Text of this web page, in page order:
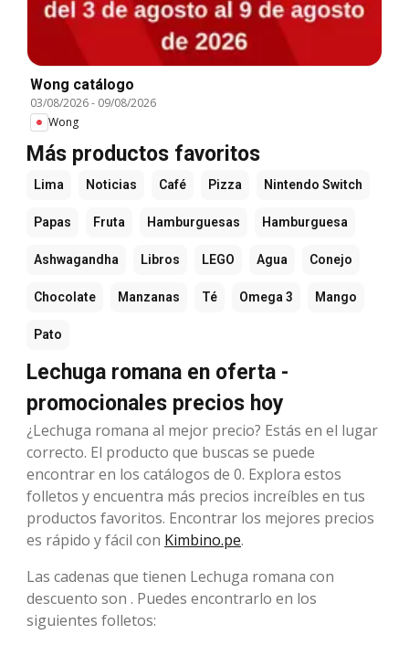
Wong catálogo
03/08/2026- 09/08/2026
Wong
Más productos favoritos
Lima Noticias Café Pizza Nintendo Switch
Papas Fruta Hamburguesas Hamburguesa
Ashwagandha Libros LEGO Agua Conejo
Chocolate Manzanas Té Omega 3 Mango
Pato
Lechuga romana en oferta -
promocionales precios hoy
¿Lechuga romana al mejor precio? Estás en el lugar
correcto. El producto que buscas se puede
encontrar en los catálogos de 0. Explora estos
folletos y encuentra más precios increíbles en tus
productos favoritos. Encontrar los mejores precios
es rápido y fácil con Kimbino.pe.
Las cadenas que tienen Lechuga romana con
descuento son . Puedes encontrarlo en los
siguientes folletos: